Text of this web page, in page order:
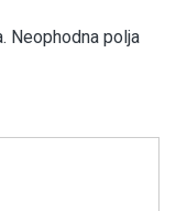
Neophodna polja